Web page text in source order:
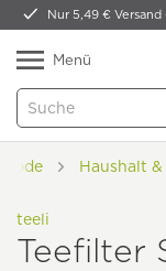
Nur 5,49 €
Menü
Haushalt
teeli
Teefilter